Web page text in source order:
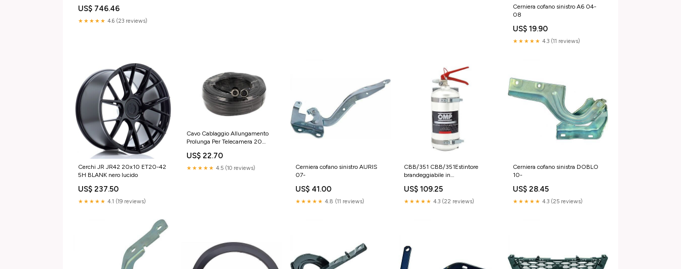
US$ 746.46
★★★★★ 4.6 (23 reviews)
Cerniera cofano sinistro A6 04-
08
US$ 19.90
★★★★★ 4.3 (11 reviews)
Cerchi JR JR42 20x10 ET20-42
5H BLANK nero lucido
US$ 237.50
★★★★★ 4.1 (19 reviews)
Cavo Cablaggio Allungamento
Prolunga Per Telecamera 20
US$ 22.70
★★★★★ 4.5 (10 reviews)
Cerniera cofano sinistro AURIS
07-
US$ 41.00
★★★★★ 4.8 (11 reviews)
CBB/351 CBB/351Estintore
brandeggiabile in
US$ 109.25
★★★★★ 4.3 (22 reviews)
Cerniera cofano sinistra DOBLO
10-
US$ 28.45
★★★★★ 4.3 (25 reviews)